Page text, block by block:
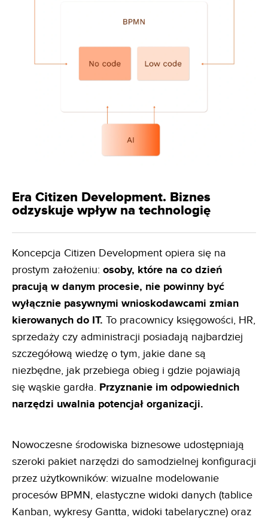
Era Citizen Development. Biznes
odzyskuje wpływ na technologię
Koncepcja Citizen Development opiera się na
prostym założeniu: osoby, które na co dzień
pracują w danym procesie, nie powinny być
wyłącznie pasywnymi wnioskodawcami zmian
kierowanych do IT. To pracownicy księgowości, HR,
sprzedaży czy administracji posiadają najbardziej
szczegółową wiedzę o tym, jakie dane są
niezbędne, jak przebiega obieg i gdzie pojawiają
się wąskie gardła. Przyznanie im odpowiednich
narzędzi uwalnia potencjał organizacji.
Nowoczesne środowiska biznesowe udostępniają
szeroki pakiet narzędzi do samodzielnej konfiguracji
przez użytkowników: wizualne modelowanie
procesów BPMN, elastyczne widoki danych (tablice
Kanban, wykresy Gantta, widoki tabelaryczne) oraz